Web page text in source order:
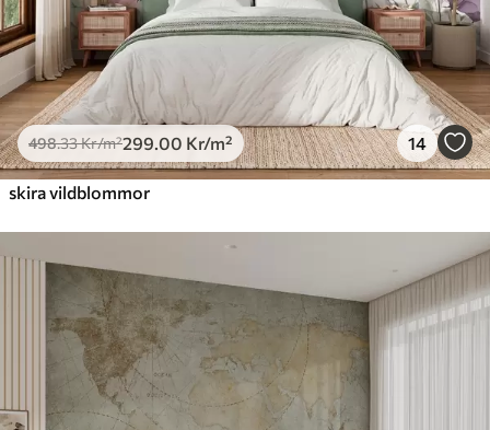
498.33Kr/m²299 .00 Kr/m² 14
skira vildblommor